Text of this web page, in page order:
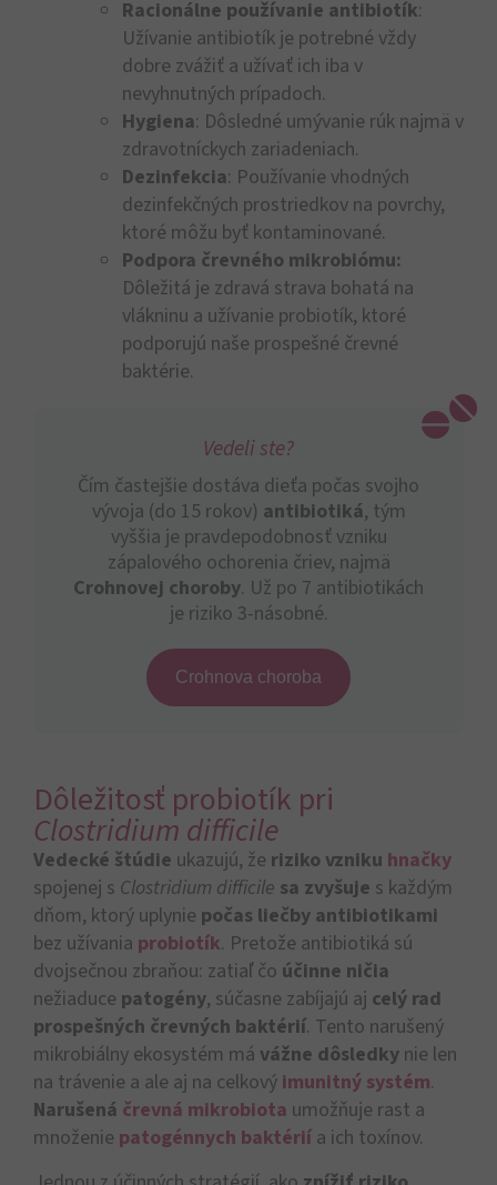
Racionálne používanie antibiotík:
Užívanie antibiotík je potrebné vždy
dobre zvážiť a užívať ich iba v
nevyhnutných prípadoch.
Hygiena: Dôsledné umývanie rúk najmä v
zdravotníckych zariadeniach.
Dezinfekcia: Používanie vhodných
dezinfekčných prostriedkov na povrchy,
ktoré môžu byť kontaminované.
Podpora črevného mikrobiómu:
Dôležitá je zdravá strava bohatá na
vlákninu a užívanie probiotík, ktoré
podporujú naše prospešné črevné
baktérie.
Vedeli ste?
Čím častejšie dostáva dieťa počas svojho
vývoja (do 15 rokov) antibiotiká, tým
vyššia je pravdepodobnosť vzniku
zápalového ochorenia čriev, najmä
Crohnovej choroby. Už po 7 antibiotikách
je riziko 3-násobné.
Crohnova choroba
Dôležitosť probiotík pri
Clostridium difficile
Vedecké štúdie ukazujú, že riziko vzniku hnačky
spojenej s Clostridium difficile sa zvyšuje s každým
dňom, ktorý uplynie počas liečby antibiotikami
bez užívania probiotík. Pretože antibiotiká sú
dvojsečnou zbraňou: zatiaľ čo účinne ničia
nežiaduce patogény, súčasne zabíjajú aj celý rad
prospešných črevných baktérií. Tento narušený
mikrobiálny ekosystém má vážne dôsledky nie len
na trávenie a ale aj na celkový imunitný systém.
Narušená črevná mikrobiota umožňuje rast a
množenie patogénnych baktérií a ich toxínov.